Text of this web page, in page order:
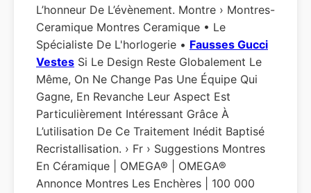
L’honneur De L’évènement. Montre › Montres-
Ceramique Montres Ceramique • Le
Spécialiste De L'horlogerie • Fausses Gucci
Vestes Si Le Design Reste Globalement Le
Même, On Ne Change Pas Une Équipe Qui
Gagne, En Revanche Leur Aspect Est
Particulièrement Intéressant Grâce À
L’utilisation De Ce Traitement Inédit Baptisé
Recristallisation. › Fr › Suggestions Montres
En Céramique | OMEGA® | OMEGA®
Annonce Montres Les Enchères | 100 000